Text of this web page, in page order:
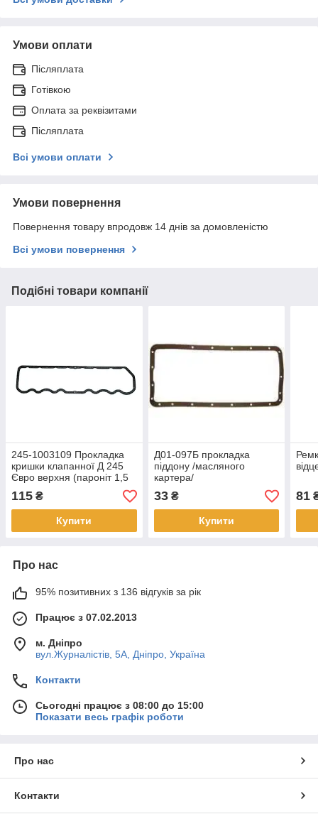
Умови оплати
Післяплата
Готівкою
Оплата за реквізитами
Післяплата
Всі умови оплати
Умови повернення
Повернення товару впродовж 14 днів за домовленістю
Всі умови повернення
Подібні товари компанії
245-1003109 Прокладка
кришки клапанної Д 245
Євро верхня (пароніт 1,5
мм) (пр-во Україна)
115 ₴
Купити
Д01-097Б прокладка
піддону /масляного
картера/
33₴
Купити
81
Про нас
95% позитивних з 136 відгуків за рік
Працює з 07.02.2013
м. Дніпро
вул.Журналістів, 5А, Дніпро, Україна
Контакти
Сьогодні працює з 08:00 до 15:00
Показати весь графік роботи
Про нас
Контакти